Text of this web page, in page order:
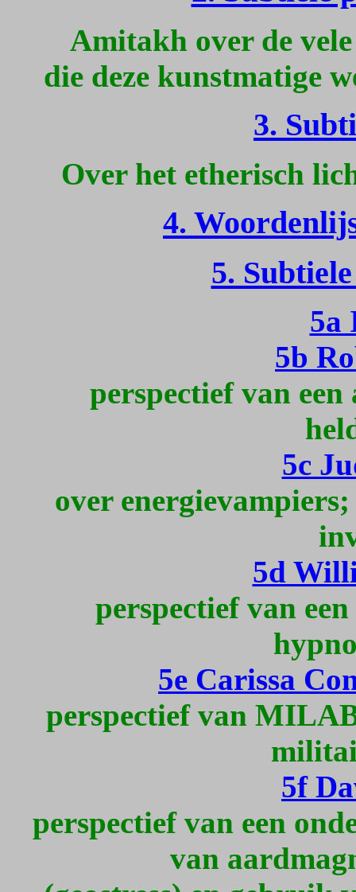
Amitakh over de
die deze kunstmatige
3.
Over het etherisch
4.
5.
5a
5b
perspectief van
5c
over
5d
perspectief van
5e Carissa
perspectief van
5f
perspectief van een
van